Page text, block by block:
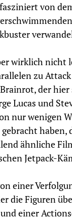
von
wirklich nicht
zu
der
Lucas und
nur wenigen
ähnliche
Jetpack-
einer
die Figuren
einer